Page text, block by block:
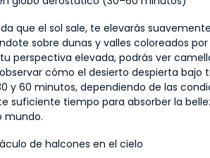
que el sol sale, te elevarás
sobre dunas y valles coloreados por
perspectiva elevada, podrás ver
cómo el desierto despierta bajo
y 60 minutos, dependiendo de las
suficiente tiempo para absorber la
mundo.
de halcones en el cielo